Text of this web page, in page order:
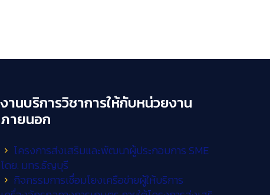
งานบริการวิชาการให้กับหน่วยงาน
ภายนอก
โครงการส่งเสริมและพัฒนาผู้ประกอบการ SME
โดย. มทร.ธัญบุรี
กิจกรรมการเชื่อมโยงเครือข่ายผู้ให้บริการ